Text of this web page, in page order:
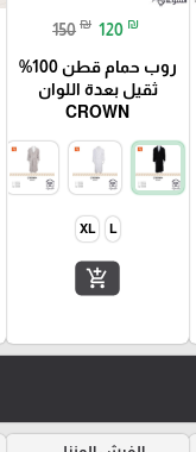
150 ₪ 120 ₪
روب حمام قطن 100%
ثقيل بعدة اللوان
CROWN
L
XL
add_shopping_cart